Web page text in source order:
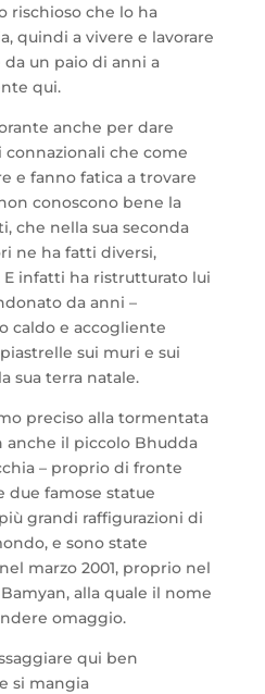
rischioso che lo ha
quindi a vivere e lavorare
da un paio di anni a
qui.
anche per dare
che come
e fanno fatica a trovare
conoscono bene la
che nella sua seconda
ne ha fatti diversi,
infatti ha ristrutturato lui
da anni –
caldo e accogliente
sui muri e sui
sua terra natale.
preciso alla tormentata
anche il piccolo Bhudda
– proprio di fronte
due famose statue
grandi raffigurazioni di
e sono state
marzo 2001, proprio nel
alla quale il nome
omaggio.
qui ben
si mangia